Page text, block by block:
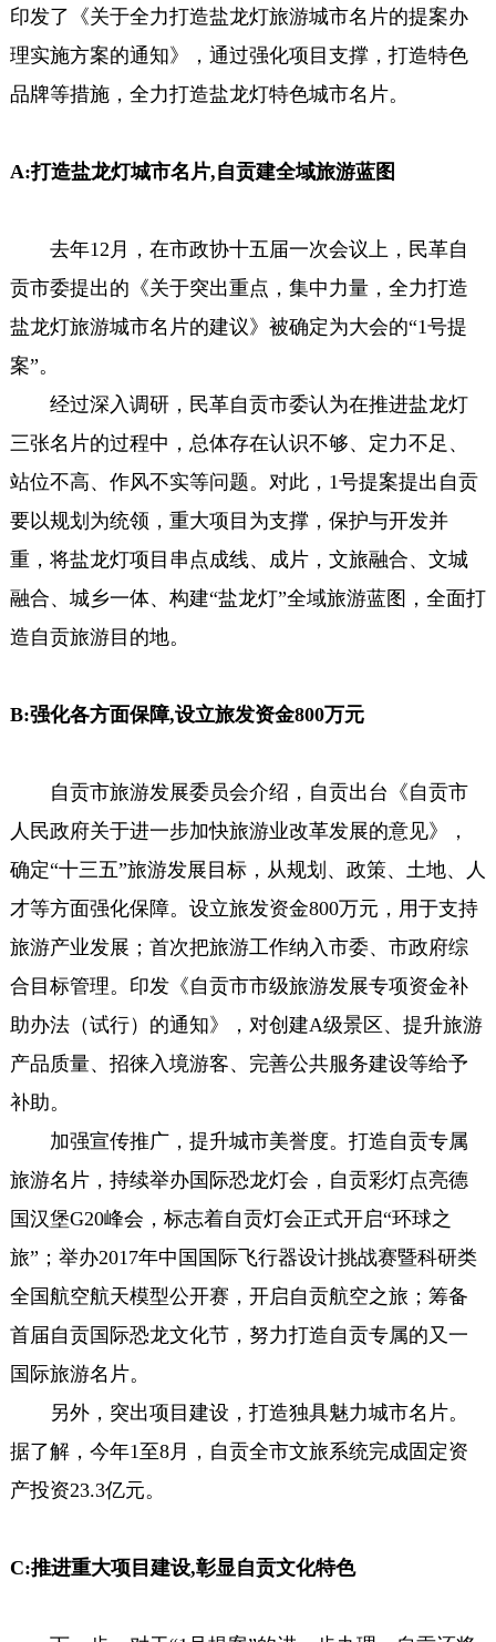
印发了《关于全力打造盐龙灯旅游城市名片的提案办
理实施方案的通知》，通过强化项目支撑，打造特色
品牌等措施，全力打造盐龙灯特色城市名片。
A:打造盐龙灯城市名片,自贡建全域旅游蓝图
去年12月，在市政协十五届一次会议上，民革自
贡市委提出的《关于突出重点，集中力量，全力打造
盐龙灯旅游城市名片的建议》被确定为大会的“1号提
案”。
经过深入调研，民革自贡市委认为在推进盐龙灯
三张名片的过程中，总体存在认识不够、定力不足、
站位不高、作风不实等问题。对此，1号提案提出自贡
要以规划为统领，重大项目为支撑，保护与开发并
重，将盐龙灯项目串点成线、成片，文旅融合、文城
融合、城乡一体、构建“盐龙灯”全域旅游蓝图，全面打
造自贡旅游目的地。
B:强化各方面保障,设立旅发资金800万元
自贡市旅游发展委员会介绍，自贡出台《自贡市
人民政府关于进一步加快旅游业改革发展的意见》，
确定“十三五”旅游发展目标，从规划、政策、土地、人
才等方面强化保障。设立旅发资金800万元，用于支持
旅游产业发展；首次把旅游工作纳入市委、市政府综
合目标管理。印发《自贡市市级旅游发展专项资金补
助办法（试行）的通知》，对创建A级景区、提升旅游
产品质量、招徕入境游客、完善公共服务建设等给予
补助。
加强宣传推广，提升城市美誉度。打造自贡专属
旅游名片，持续举办国际恐龙灯会，自贡彩灯点亮德
国汉堡G20峰会，标志着自贡灯会正式开启“环球之
旅”；举办2017年中国国际飞行器设计挑战赛暨科研类
全国航空航天模型公开赛，开启自贡航空之旅；筹备
首届自贡国际恐龙文化节，努力打造自贡专属的又一
国际旅游名片。
另外，突出项目建设，打造独具魅力城市名片。
据了解，今年1至8月，自贡全市文旅系统完成固定资
产投资23.3亿元。
C:推进重大项目建设,彰显自贡文化特色